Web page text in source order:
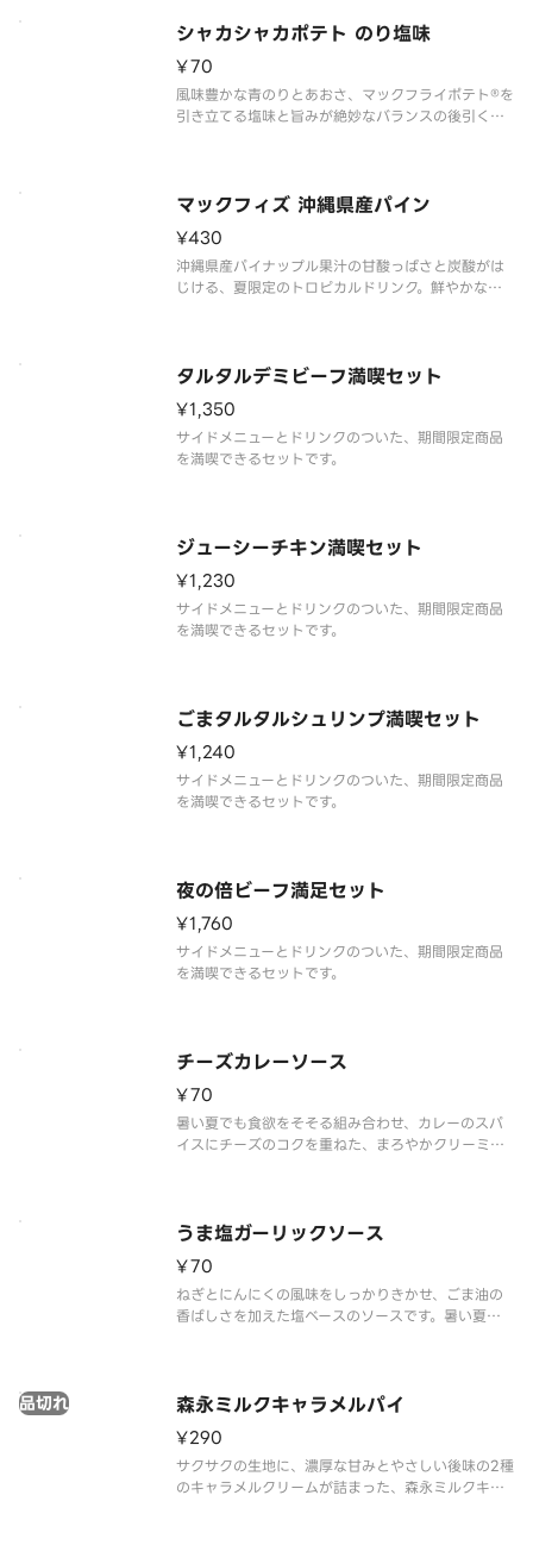
シャカシャカポテト のり塩味
¥70
風味豊かな青のりとあおさ、マックフライポテト®を
引き立てる塩味と旨みが絶妙なバランスの後引く一
マックフィズ 沖縄県産パイン
¥430
沖縄県産パイナップル果汁の甘酸っぱさと炭酸がは
じける、夏限定のトロピカルドリンク。鮮やかな黄
タルタルデミビーフ満喫セット
¥1,350
サイドメニューとドリンクのついた、期間限定商品
を満喫できるセットです。
ジューシーチキン満喫セット
¥1,230
サイドメニューとドリンクのついた、期間限定商品
を満喫できるセットです。
ごまタルタルシュリンプ満喫セット
¥1,240
サイドメニューとドリンクのついた、期間限定商品
を満喫できるセットです。
夜の倍ビーフ満足セット
¥1,760
サイドメニューとドリンクのついた、期間限定商品
を満喫できるセットです。
チーズカレーソース
¥70
暑い夏でも食欲をそそる組み合わせ、カレーのスパ
イスにチーズのコクを重ねた、まろやかクリーミー
うま塩ガーリックソース
¥70
ねぎとにんにくの風味をしっかりきかせ、ごま油の
香ばしさを加えた塩ベースのソースです。暑い夏に
森永ミルクキャラメルパイ
品切れ
¥290
サクサクの生地に、濃厚な甘みとやさしい後味の2種
のキャラメルクリームが詰まった、森永ミルクキャ